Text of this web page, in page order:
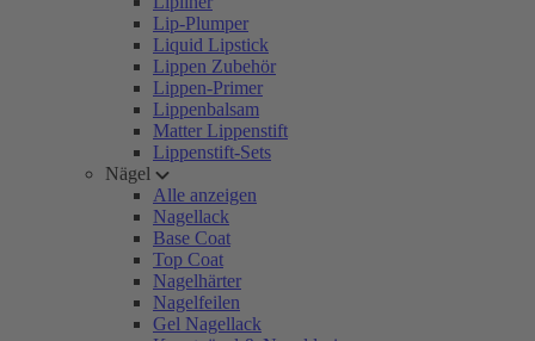
Lip-Plumper
Liquid Lipstick
Lippen Zubehör
Lippen-Primer
Lippenbalsam
Matter Lippenstift
Lippenstift-Sets
Nägel
Alle anzeigen
Nagellack
Base Coat
Top Coat
Nagelhärter
Nagelfeilen
Gel Nagellack